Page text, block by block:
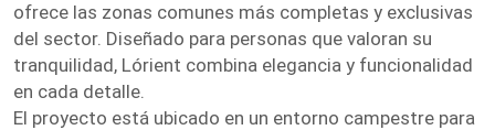
ofrece las zonas comunes más completas y exclusivas
del sector. Diseñado para personas que valoran su
tranquilidad, Lórient combina elegancia y funcionalidad
en cada detalle.
El proyecto está ubicado en un entorno campestre para